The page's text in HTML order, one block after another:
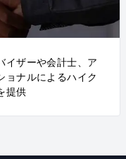
イザーや会計士、ア
ョナルによるハイク
提供